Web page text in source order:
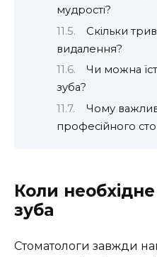
мудрості?
Скільки
видалення?
Чи можна
зуба?
Чому
професійного
Коли
зуба
Стоматологи завжди